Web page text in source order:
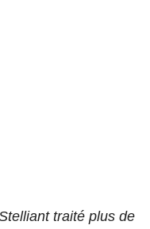
traité plus de